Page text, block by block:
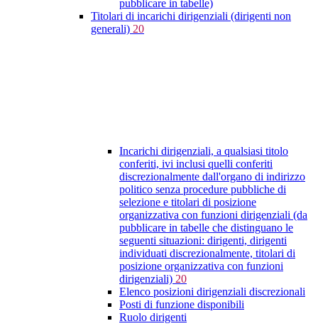
pubblicare in tabelle)
Titolari di incarichi dirigenziali (dirigenti non
generali) 20
Incarichi dirigenziali, a qualsiasi titolo
conferiti, ivi inclusi quelli conferiti
discrezionalmente dall'organo di indirizzo
politico senza procedure pubbliche di
selezione e titolari di posizione
organizzativa con funzioni dirigenziali (da
pubblicare in tabelle che distinguano le
seguenti situazioni: dirigenti, dirigenti
individuati discrezionalmente, titolari di
posizione organizzativa con funzioni
dirigenziali) 20
Elenco posizioni dirigenziali discrezionali
Posti di funzione disponibili
Ruolo dirigenti